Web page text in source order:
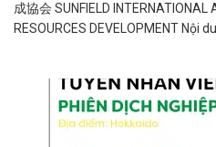
成協会 SUNFIELD INTERNATIONAL
RESOURCES DEVELOPMENT Nội